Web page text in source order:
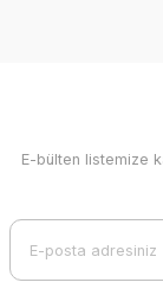
E-bülten listemize